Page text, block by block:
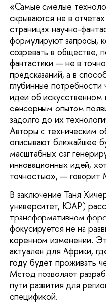
«Самые смелые
скрываются не в
страницах научно-
формулируют запросы,
созревать в обществе,
фантастики — не в
предсказаний, а в
глубинные
идеи об искусственном
сенсорным опытом
задолго до их
Авторы с техническим
описывают ближайшее
масштабных саг
инновационных идей,
точностью», — говорит
В заключение Таня
университет, ЮАР)
трансформативном
фокусируется не на
коренном изменении.
актуален для Африки,
году будет проживать
Метод позволяет
пути развития для
спецификой.